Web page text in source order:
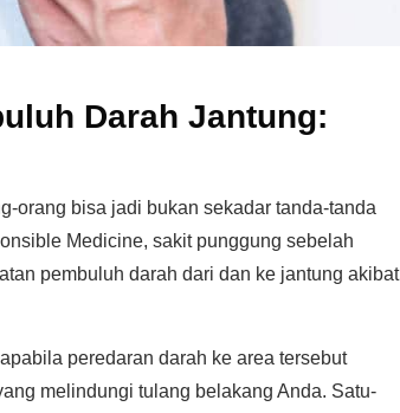
Darah Jantung:
orang bisa jadi bukan sekadar tanda-tanda
Medicine, sakit punggung sebelah
pembuluh darah dari dan ke jantung akibat
peredaran darah ke area tersebut
melindungi tulang belakang Anda. Satu-